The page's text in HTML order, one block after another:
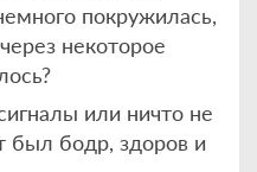
покружилась,
некоторое
или ничто не
был бодр, здоров и